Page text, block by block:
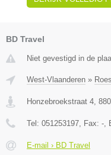
BD Travel
Niet gevestigd in de
West-Vlaanderen »
Honzebroekstraat 4,
Tel: 051253197, Fax: -,
E-mail › BD Travel